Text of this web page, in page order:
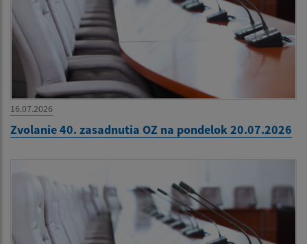
16.07.2026
Zvolanie 40. zasadnutia OZ na pondelok 20.07.2026